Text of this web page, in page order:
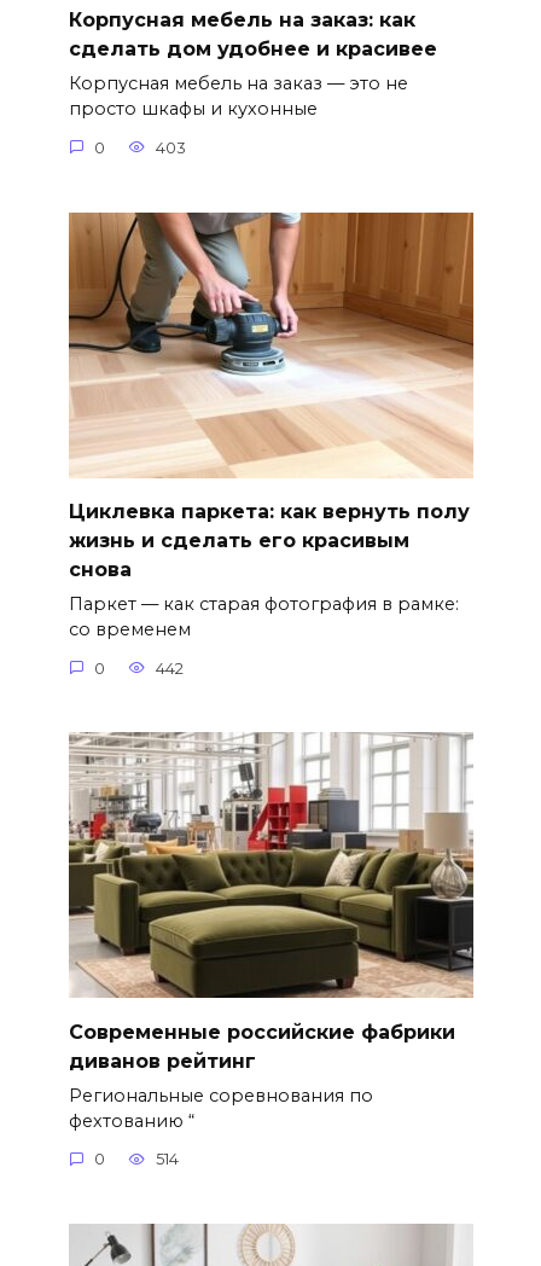
Корпусная мебель на заказ: как
сделать дом удобнее и красивее
Корпусная мебель на заказ — это не
просто шкафы и кухонные
0 403
Циклевка паркета: как вернуть полу
жизнь и сделать его красивым
снова
Паркет — как старая фотография в рамке:
со временем
0 442
Современные российские фабрики
диванов рейтинг
Региональные соревнования по
фехтованию “
0 514